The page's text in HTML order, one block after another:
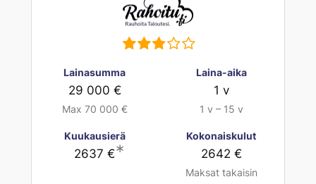
Lainasumma
29 000 €
Max 70 000 €
Laina-aika
1 v
1 v – 15 v
Kuukausierä
2637 €∗
Kokonaiskulut
2642 €
Maksat takaisin